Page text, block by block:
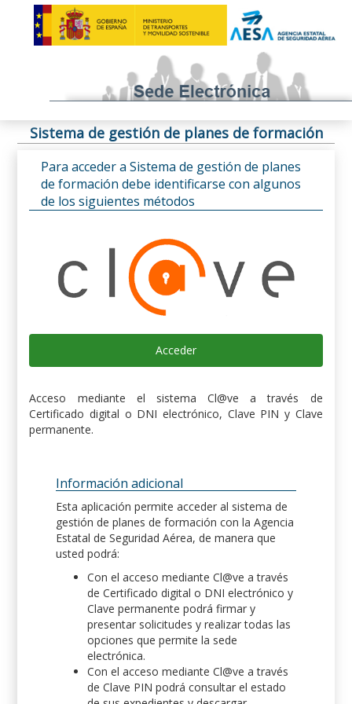
Sistema de gestión de planes de formación
Para acceder a Sistema de gestión de planes
de formación debe identificarse con algunos
de los siguientes métodos
Acceder
Acceso mediante el sistema Cl@ve a través de
Certificado digital o DNI electrónico, Clave PIN y Clave
permanente.
Información adicional
Esta aplicación permite acceder al sistema de
gestión de planes de formación con la Agencia
Estatal de Seguridad Aérea, de manera que
usted podrá:
Con el acceso mediante Cl@ve a través
de Certificado digital o DNI electrónico y
Clave permanente podrá firmar y
presentar solicitudes y realizar todas las
opciones que permite la sede
electrónica.
Con el acceso mediante Cl@ve a través
de Clave PIN podrá consultar el estado